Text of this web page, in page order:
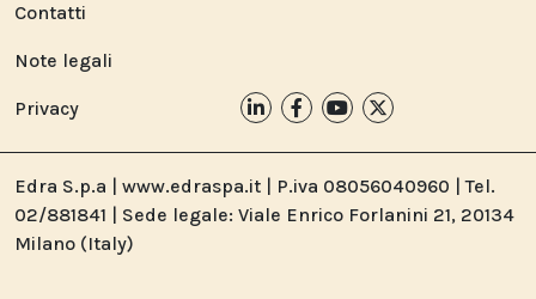
Contatti
Note legali
Privacy
Edra S.p.a | www.edraspa.it | P.iva 08056040960 | Tel.
02/881841 | Sede legale: Viale Enrico Forlanini 21, 20134
Milano (Italy)